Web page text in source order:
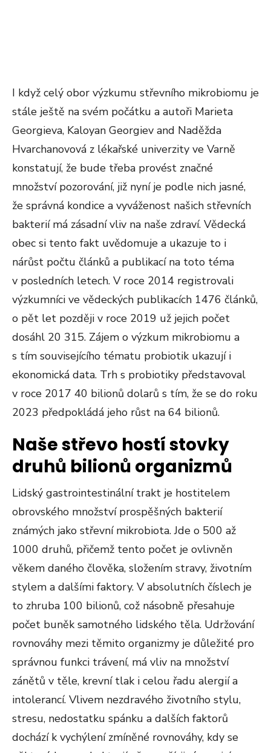
I když celý obor výzkumu střevního mikrobiomu je
stále ještě na svém počátku a autoři Marieta
Georgieva, Kaloyan Georgiev and Naděžda
Hvarchanovová z lékařské univerzity ve Varně
konstatují, že bude třeba provést značné
množství pozorování, již nyní je podle nich jasné,
že správná kondice a vyváženost našich střevních
bakterií má zásadní vliv na naše zdraví. Vědecká
obec si tento fakt uvědomuje a ukazuje to i
nárůst počtu článků a publikací na toto téma
v posledních letech. V roce 2014 registrovali
výzkumníci ve vědeckých publikacích 1476 článků,
o pět let později v roce 2019 už jejich počet
dosáhl 20 315. Zájem o výzkum mikrobiomu a
s tím souvisejícího tématu probiotik ukazují i
ekonomická data. Trh s probiotiky představoval
v roce 2017 40 bilionů dolarů s tím, že se do roku
2023 předpokládá jeho růst na 64 bilionů.
Naše střevo hostí stovky
druhů bilionů organizmů
Lidský gastrointestinální trakt je hostitelem
obrovského množství prospěšných bakterií
známých jako střevní mikrobiota. Jde o 500 až
1000 druhů, přičemž tento počet je ovlivněn
věkem daného člověka, složením stravy, životním
stylem a dalšími faktory. V absolutních číslech je
to zhruba 100 bilionů, což násobně přesahuje
počet buněk samotného lidského těla. Udržování
rovnováhy mezi těmito organizmy je důležité pro
správnou funkci trávení, má vliv na množství
zánětů v těle, krevní tlak i celou řadu alergií a
intolerancí. Vlivem nezdravého životního stylu,
stresu, nedostatku spánku a dalších faktorů
dochází k vychýlení zmíněné rovnováhy, kdy se